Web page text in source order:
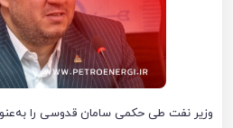
وزیر نفت طی حکمی سامان قدوسی را